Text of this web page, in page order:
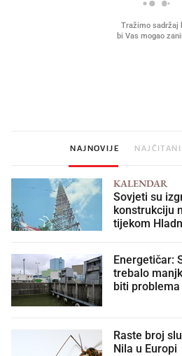
NAJNOVIJE
KALENDAR
Sovjeti su
konstrukciju
tijekom
Energetičar:
trebalo
biti problema
Raste broj
Nila u Europi